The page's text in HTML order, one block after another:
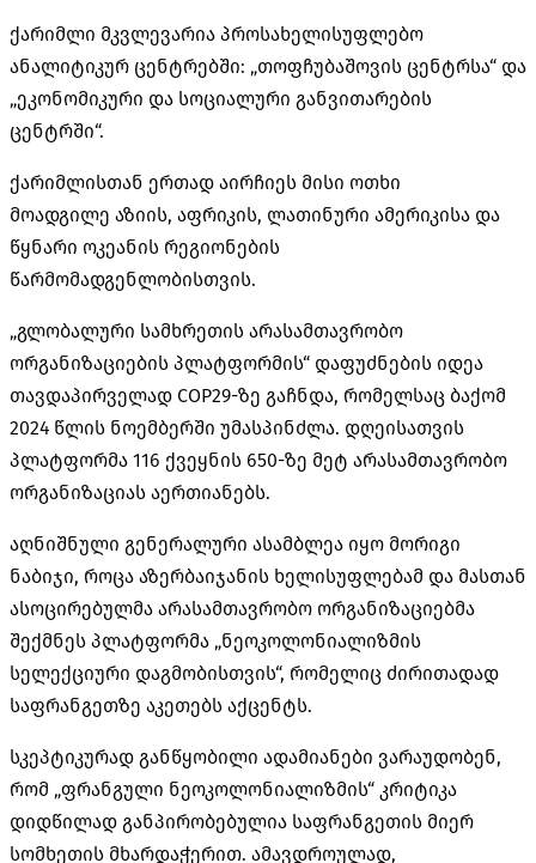
ქარიმლი მკვლევარია პროსახელისუფლებო
ანალიტიკურ ცენტრებში: „თოფჩუბაშოვის ცენტრსა“ და
„ეკონომიკური და სოციალური განვითარების
ცენტრში“.
ქარიმლისთან ერთად აირჩიეს მისი ოთხი
მოადგილე აზიის, აფრიკის, ლათინური ამერიკისა და
წყნარი ოკეანის რეგიონების
წარმომადგენლობისთვის.
„გლობალური სამხრეთის არასამთავრობო
ორგანიზაციების პლატფორმის“ დაფუძნების იდეა
თავდაპირველად COP29-ზე გაჩნდა, რომელსაც ბაქომ
2024 წლის ნოემბერში უმასპინძლა. დღეისათვის
პლატფორმა 116 ქვეყნის 650-ზე მეტ არასამთავრობო
ორგანიზაციას აერთიანებს.
აღნიშნული გენერალური ასამბლეა იყო მორიგი
ნაბიჯი, როცა აზერბაიჯანის ხელისუფლებამ და მასთან
ასოცირებულმა არასამთავრობო ორგანიზაციებმა
შექმნეს პლატფორმა „ნეოკოლონიალიზმის
სელექციური დაგმობისთვის“, რომელიც ძირითადად
საფრანგეთზე აკეთებს აქცენტს.
სკეპტიკურად განწყობილი ადამიანები ვარაუდობენ,
რომ „ფრანგული ნეოკოლონიალიზმის“ კრიტიკა
დიდწილად განპირობებულია საფრანგეთის მიერ
სომხეთის მხარდაჭერით. ამავდროულად,